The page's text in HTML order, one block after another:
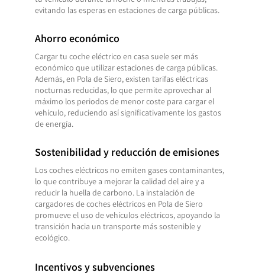
evitando las esperas en estaciones de carga públicas.
Ahorro económico
Cargar tu coche eléctrico en casa suele ser más
económico que utilizar estaciones de carga públicas.
Además, en Pola de Siero, existen tarifas eléctricas
nocturnas reducidas, lo que permite aprovechar al
máximo los periodos de menor coste para cargar el
vehículo, reduciendo así significativamente los gastos
de energía.
Sostenibilidad y reducción de emisiones
Los coches eléctricos no emiten gases contaminantes,
lo que contribuye a mejorar la calidad del aire y a
reducir la huella de carbono. La instalación de
cargadores de coches eléctricos en Pola de Siero
promueve el uso de vehículos eléctricos, apoyando la
transición hacia un transporte más sostenible y
ecológico.
Incentivos y subvenciones